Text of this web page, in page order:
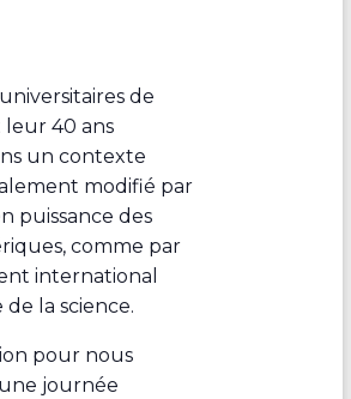
de
40 ans
un contexte
modifié par
puissance des
comme par
international
la science.
pour nous
journée